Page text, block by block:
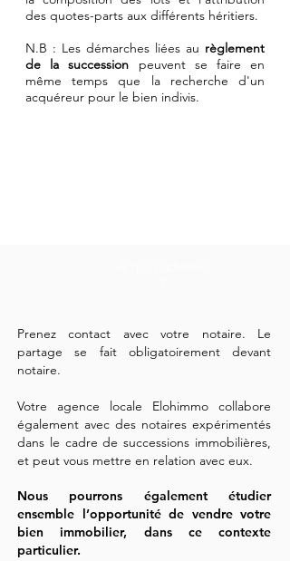
des quotes-parts aux différents héritiers.
N.B : Les démarches liées au règlement
de la succession peuvent se faire en
même temps que la recherche d'un
acquéreur pour le bien indivis.
Prenez contact avec votre notaire. Le
partage se fait obligatoirement devant
notaire.
Votre agence locale Elohimmo collabore
également avec des notaires expérimentés
dans le cadre de successions immobilières,
et peut vous mettre en relation avec eux.
Nous pourrons également étudier
ensemble l’opportunité de vendre votre
bien immobilier, dans ce contexte
particulier.